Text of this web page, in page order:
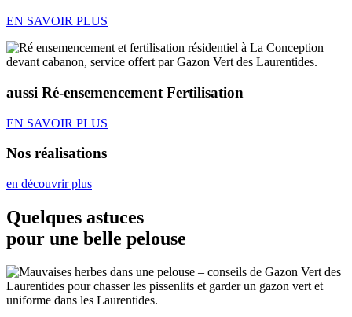
EN SAVOIR PLUS
aussi Ré-ensemencement Fertilisation
EN SAVOIR PLUS
Nos réalisations
en découvrir plus
Quelques astuces
pour une belle pelouse